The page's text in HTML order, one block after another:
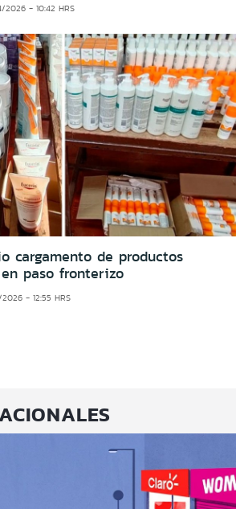
- 10:42 HRS
cargamento de productos
paso fronterizo
- 12:55 HRS